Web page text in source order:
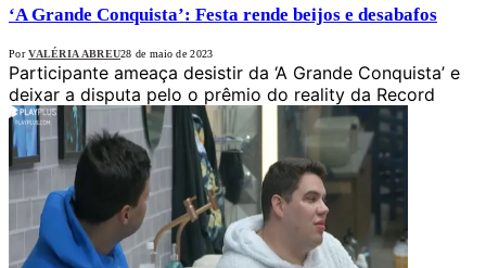
‘A Grande Conquista’: Festa rende beijos e desabafos
Por VALÉRIA ABREU28 de maio de 2023
Participante ameaça desistir da ‘A Grande Conquista’ e
deixar a disputa pelo o prêmio do reality da Record